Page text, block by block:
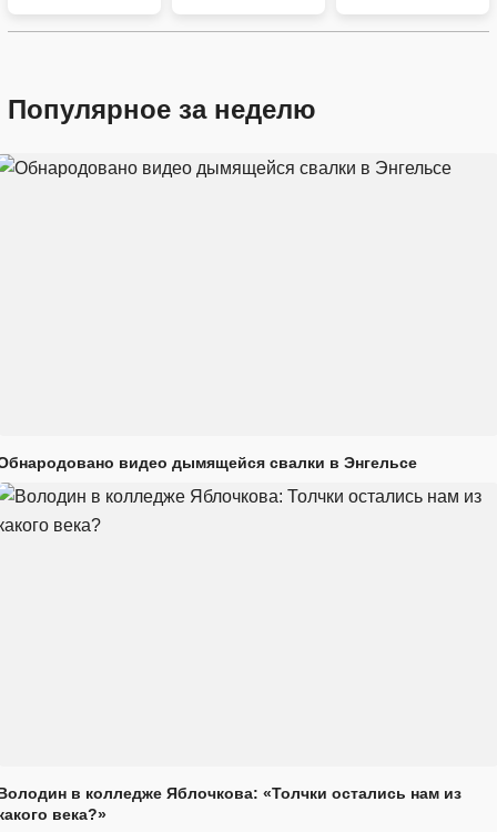
Популярное за неделю
видео дымящейся свалки в Энгельсе
в колледже Яблочкова: «Толчки остались нам из
века?»